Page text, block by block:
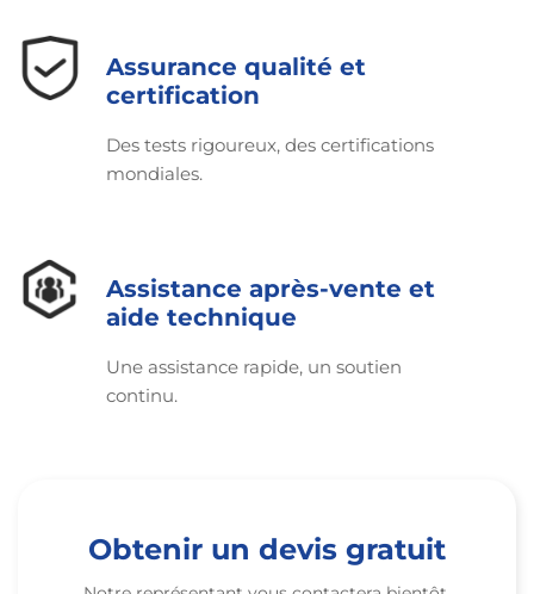
Assurance qualité et
certification
Des tests rigoureux, des certifications
mondiales.
Assistance après-vente et
aide technique
Une assistance rapide, un soutien
continu.
Obtenir un devis gratuit